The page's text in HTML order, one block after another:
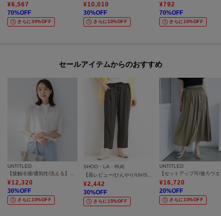
¥6,567
70%OFF
さらに30%OFF
¥10,010
30%OFF
さらに10%OFF
¥792
70%OFF
さらに10%OFF
セールアイテムからのおすすめ
UNTITLED
¥12,320
30%OFF
さらに10%OFF
SHOO・LA・RUE
¥2,442
30%OFF
さらに15%OFF
UNTITLED
¥16,720
20%OFF
さらに10%OFF